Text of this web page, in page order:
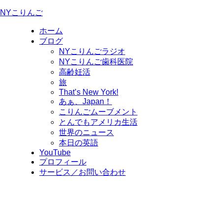
NYこりんご
ホーム
ブログ
NYこりんごラジオ
NYこりんご歯科医院
高齢妊活
旅
That’s New York!
あぁ、Japan！
こりんごムーブメント
とんでもアメリカ生活
世界のニュース
本日の英語
YouTube
プロフィール
サービス／お問い合わせ